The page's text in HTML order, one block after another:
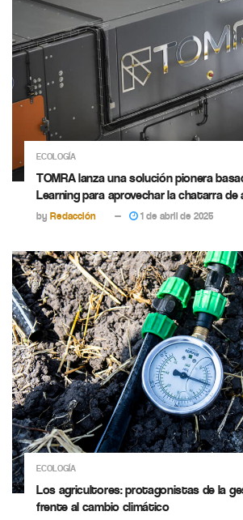
ECOLOGÍA
TOMRA lanza una solución pionera
Learning para aprovechar la chatarra de
by Redacción 1 de abril de 2025
ECOLOGÍA
Los agricultores: protagonistas de la
frente al cambio climático